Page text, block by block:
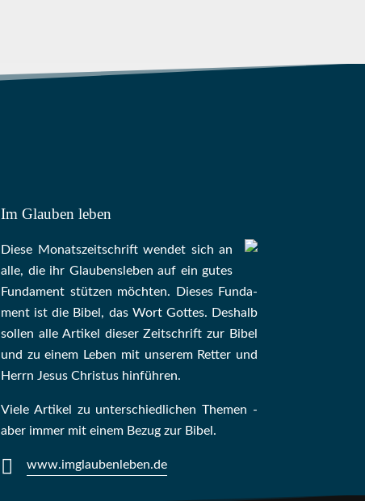
Im Glauben leben
Die­se Mo­nats­zeit­schrift wen­det sich an
alle, die ihr Glau­bens­le­ben auf ein gu­tes
Fun­da­ment stüt­zen möch­ten. Die­ses Fun­da­
ment ist die Bi­bel, das Wort Got­tes. Des­halb
sol­len al­le Ar­ti­kel die­ser Zeit­schrift zur Bi­bel
und zu ei­nem Le­ben mit un­se­rem Ret­ter und
Herrn Je­sus Chris­tus hin­füh­ren.
Viele Artikel zu unterschiedlichen Themen -
aber immer mit einem Bezug zur Bibel.
www.imglaubenleben.de